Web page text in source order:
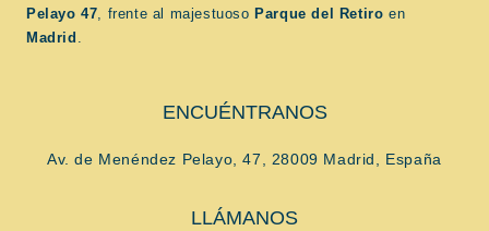
Pelayo 47, frente al majestuoso Parque del Retiro en
Madrid .
ENCUÉNTRANOS
Av. de Menéndez Pelayo, 47, 28009 Madrid, España
LLÁMANOS